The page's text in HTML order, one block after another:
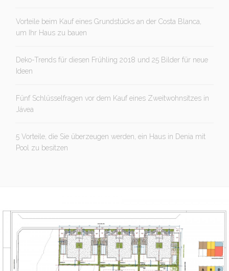
Vorteile beim Kauf eines Grundstücks an der Costa Blanca,
um Ihr Haus zu bauen
Deko-Trends für diesen Frühling 2018 und 25 Bilder für neue
Ideen
Fünf Schlüsselfragen vor dem Kauf eines Zweitwohnsitzes in
Jávea
5 Vorteile, die Sie überzeugen werden, ein Haus in Denia mit
Pool zu besitzen